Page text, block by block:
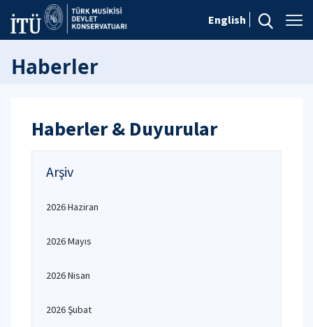
English
Haberler
Haberler & Duyurular
Arşiv
2026 Haziran
2026 Mayıs
2026 Nisan
2026 Şubat